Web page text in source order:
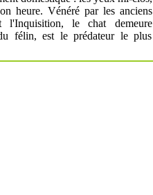
heure. Vénéré par les anciens
l'Inquisition, le chat demeure
félin, est le prédateur le plus